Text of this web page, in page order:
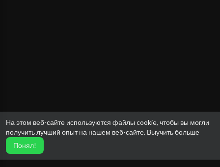
На этом веб-сайте используются файлы cookie, чтобы вы могли
получить лучший опыт на нашем веб-сайте. Выучить больше
Понял!